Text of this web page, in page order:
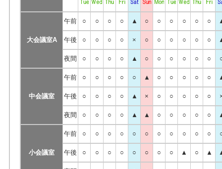
大会議室A
午前 ○ ○ ○ ○ ▲ ○ ○ ○ ○ ○ ○
午後 ○ ○ ○ ○ × ○ ○ ○ ○ ○ ○
夜間 ○ ○ ○ ○ ▲ ○ ○ ○ ○ ○ ○
中会議室
午前 ○ ○ ○ ○ ○ ▲ ○ ○ ○ ○ ○
午後 ○ ○ ○ ○ ▲ × ○ ○ ○ ○ ○
夜間 ○ ○ ○ ○ ▲ ▲ ○ ○ ○ ○ ○
小会議室
午前 ○ ○ ○ ○ ○ ○ ○ ○ ○ ○ ○
午後 ○ ○ ○ ○ ○ ○ ○ ○ ▲ ○ ▲